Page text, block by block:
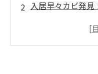
入居早々カビ発見
自分でできるカ